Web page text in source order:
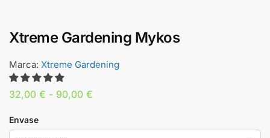
Xtreme Gardening Mykos
Marca: Xtreme Gardening
32,00 € - 90,00 €
Envase